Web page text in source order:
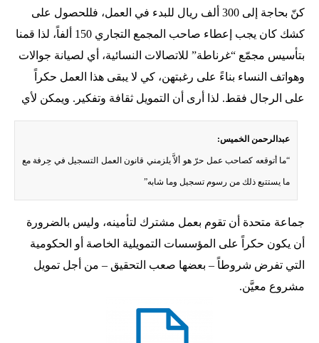
كنّ بحاجة إلى 300 ألف ريال للبدء في العمل، فللحصول على
كشك كان يجب إعطاء صاحب المجمع التجاري 150 ألفاً، لذا قمنا
بتأسيس مجمّع “غرناطة” للاتصالات النسائية، أي لصيانة جوالات
وهواتف النساء بناءً على رغبتهن، كي لا يبقى هذا العمل حكراً
على الرجال فقط. لذا أرى أن التمويل ثقافة وتفكير. ويمكن لأي
عبدالرحمن الخميس:
“ما أتوقعه كصاحب عمل حرّ هو ألاَّ يلزمني قانون العمل التسجيل في حِرفة مع
ما يستتبع ذلك من رسوم تسجيل وما شابه”
جماعة متحدة أن تقوم بعمل مشترك لتأمينه، وليس بالضرورة
أن يكون حكراً على المؤسسات التمويلية الخاصة أو الحكومية
التي تفرض شروطاً – بعضها صعب التحقيق – من أجل تمويل
مشروع معيَّن.